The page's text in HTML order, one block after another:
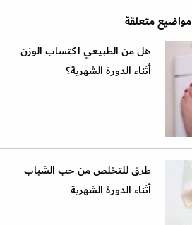
مواضيع متعلقة
هل من الطبيعي اكتساب الوزن
أثناء الدورة الشهرية؟
طرق للتخلص من حب الشباب
أثناء الدورة الشهرية